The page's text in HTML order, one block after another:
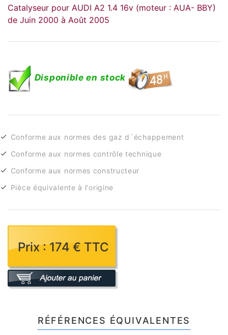
Catalyseur pour AUDI A2 1.4 16v (moteur : AUA- BBY)
de Juin 2000 à Août 2005
Disponible en stock
Conforme aux normes des gaz d´échappement
Conforme aux normes contrôle technique
Conforme aux normes constructeur
Pièce équivalente à l'origine
Prix : 174 € TTC
RÉFÉRENCES ÉQUIVALENTES